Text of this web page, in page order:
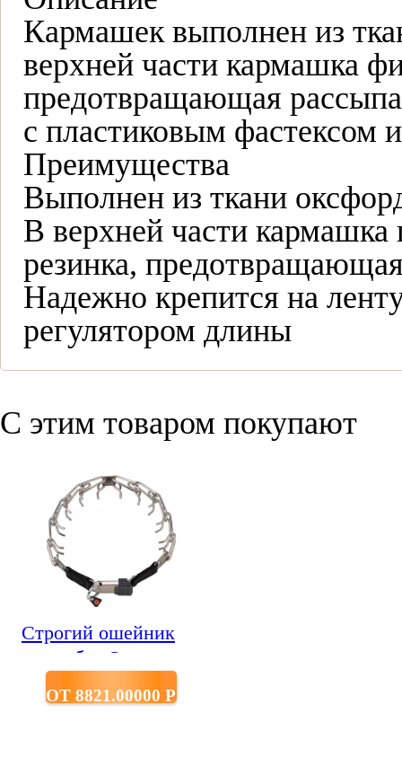
Кармашек выполнен из
верхней части кармашка
предотвращающая
с пластиковым фастексом
Преимущества
Выполнен из ткани
В верхней части
резинка,
Надежно крепится на
регулятором длины
С этим товаром покупают
Строгий ошейник
для собак Sprenger
стали на замке с 1-м
ОТ 8821.00000 P